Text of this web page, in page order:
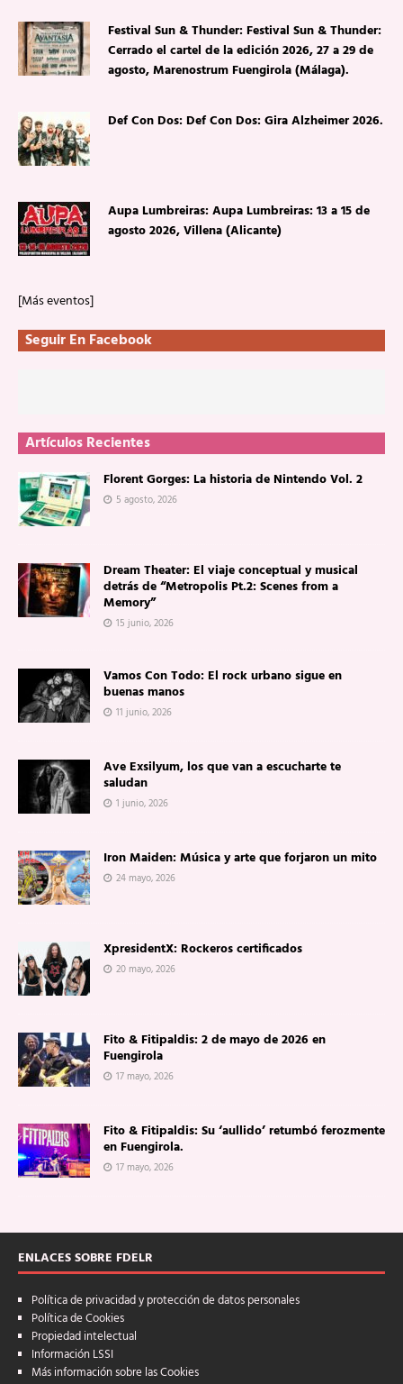
Festival Sun & Thunder: Festival Sun & Thunder:
Cerrado el cartel de la edición 2026, 27 a 29 de
agosto, Marenostrum Fuengirola (Málaga).
Def Con Dos: Def Con Dos: Gira Alzheimer 2026.
Aupa Lumbreiras: Aupa Lumbreiras: 13 a 15 de
agosto 2026, Villena (Alicante)
[Más eventos]
Seguir En Facebook
Artículos Recientes
Florent Gorges: La historia de Nintendo Vol. 2
5 agosto, 2026
Dream Theater: El viaje conceptual y musical
detrás de “Metropolis Pt.2: Scenes from a
Memory”
15 junio, 2026
Vamos Con Todo: El rock urbano sigue en
buenas manos
11 junio, 2026
Ave Exsilyum, los que van a escucharte te
saludan
1 junio, 2026
Iron Maiden: Música y arte que forjaron un mito
24 mayo, 2026
XpresidentX: Rockeros certificados
20 mayo, 2026
Fito & Fitipaldis: 2 de mayo de 2026 en
Fuengirola
17 mayo, 2026
Fito & Fitipaldis: Su ‘aullido’ retumbó ferozmente
en Fuengirola.
17 mayo, 2026
ENLACES SOBRE FDELR
Política de privacidad y protección de datos personales
Política de Cookies
Propiedad intelectual
Información LSSI
Más información sobre las Cookies